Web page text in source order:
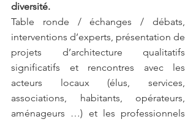
diversité.
Table ronde / échanges / débats,
interventions d’experts, présentation de
projets d’architecture qualitatifs
significatifs et rencontres avec les
acteurs locaux (élus, services,
associations, habitants, opérateurs,
aménageurs …) et les professionnels